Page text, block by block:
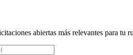
abiertas más relevantes para tu